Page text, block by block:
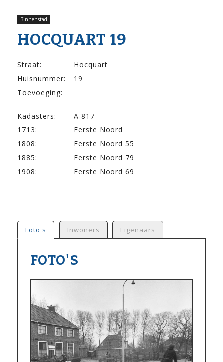
Binnenstad
HOCQUART 19
Straat:
Hocquart
Huisnummer:
19
Toevoeging:
Kadasters:
A 817
1713:
Eerste Noord
1808:
Eerste Noord 55
1885:
Eerste Noord 79
1908:
Eerste Noord 69
Foto's Inwoners Eigenaars
FOTO'S